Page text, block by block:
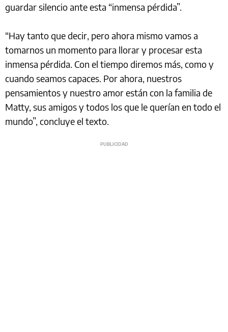
guardar silencio ante esta “inmensa pérdida”.
“Hay tanto que decir, pero ahora mismo vamos a
tomarnos un momento para llorar y procesar esta
inmensa pérdida. Con el tiempo diremos más, como y
cuando seamos capaces. Por ahora, nuestros
pensamientos y nuestro amor están con la familia de
Matty, sus amigos y todos los que le querían en todo el
mundo”, concluye el texto.